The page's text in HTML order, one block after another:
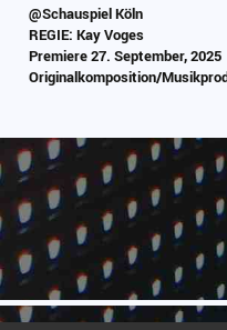
@Schauspiel Köln
REGIE: Kay Voges
Premiere 27. September, 2025
Originalkomposition/
Das Video wird von
abespielt. Es
Datenschutzerklärung